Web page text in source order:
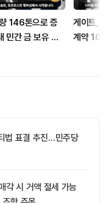
146톤으로 증
민간 금 보유 기
게이트,
계약 10
법 표결 추진…민주당
각 시 거액 절세 가능